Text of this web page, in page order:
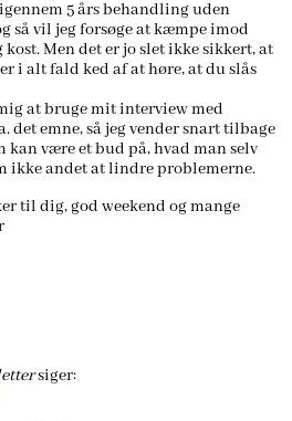
5 års behandling uden
så vil jeg forsøge at kæmpe imod
Men det er jo slet ikke sikkert, at
i alt fald ked af at høre, at du slås
at bruge mit interview med
det emne, så jeg vender snart tilbage
kan være et bud på, hvad man selv
ikke andet at lindre problemerne.
til dig, god weekend og mange
siger: